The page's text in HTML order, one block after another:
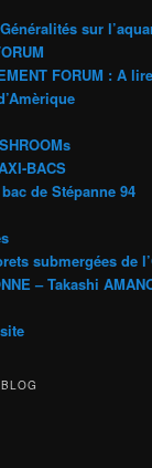
Généralités sur
FORUM : A
BACS
de Stépanne 94
submergées de
– Takashi